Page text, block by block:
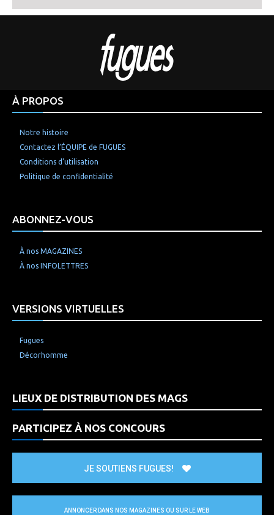
À PROPOS
Notre histoire
Contactez l’ÉQUIPE de FUGUES
Conditions d’utilisation
Politique de confidentialité
ABONNEZ-VOUS
À nos MAGAZINES
À nos INFOLETTRES
VERSIONS VIRTUELLES
Fugues
Décorhomme
LIEUX DE DISTRIBUTION DES MAGS
PARTICIPEZ À NOS CONCOURS
JE SOUTIENS FUGUES!
ANNONCER DANS NOS MAGAZINES OU SUR LE WEB